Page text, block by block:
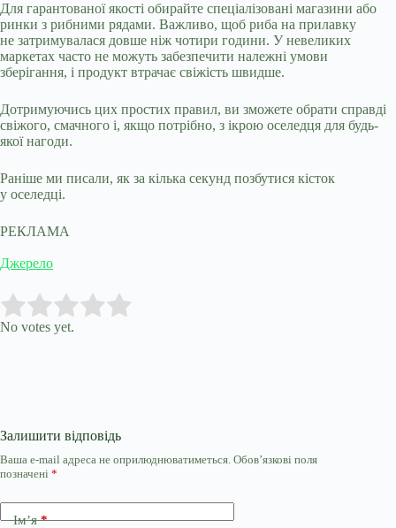
Для гарантованої якості обирайте спеціалізовані магазини або
ринки з рибними рядами. Важливо, щоб риба на прилавку
не затримувалася довше ніж чотири години. У невеликих
маркетах часто не можуть забезпечити належні умови
зберігання, і продукт втрачає свіжість швидше.
Дотримуючись цих простих правил, ви зможете обрати справді
свіжого, смачного і, якщо потрібно, з ікрою оселедця для будь-
якої нагоди.
Раніше ми писали, як за кілька секунд позбутися кісток
у оселедці.
РЕКЛАМА
Джерело
Rate this item:
No votes yet.
Залишити відповідь
Ваша e-mail адреса не оприлюднюватиметься. Обов’язкові поля
позначені *
Ім’я*